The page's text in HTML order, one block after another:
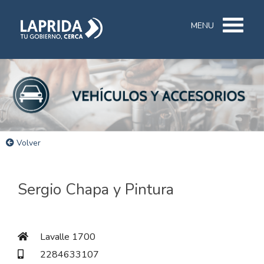
MENU
Volver
Sergio Chapa y Pintura
Lavalle 1700
2284633107